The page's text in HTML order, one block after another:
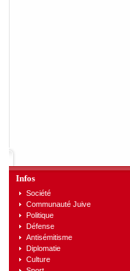
Infos
Société
Communauté Juive
Politique
Défense
Antisémitisme
Diplomatie
Culture